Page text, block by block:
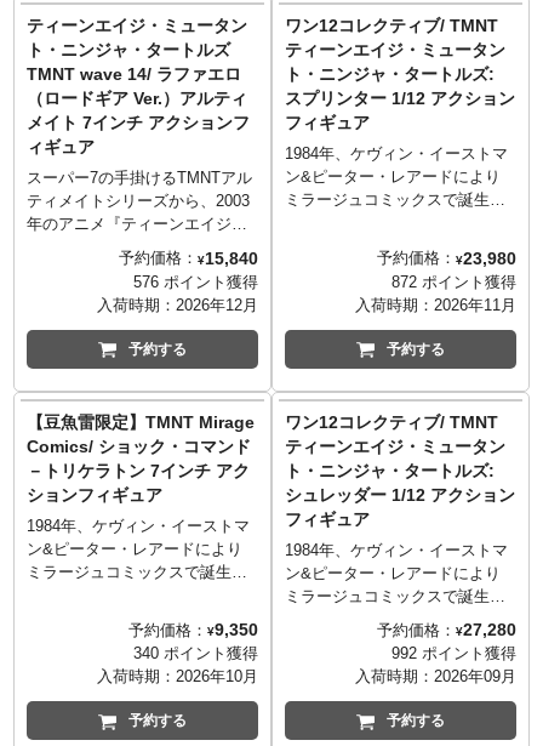
に乗る際のヘルメットパーツ、
トリケラトンのライフルやエイ
プリルの営むアンティークショ
ップに飾られている家族写真な
ど、スーパー7らしいコダワリの
詰まったアイテム。
ェクトと2種類のスキッド・エフ
ェクトが付属しより臨場感溢れ
るディスプレイが可能。もちろ
ん別売りの「ラファエロ（ロー
ドギア Ver.）」を乗せる事が可
能です。
ティーンエイジ・ミュータン
ト・ニンジャ・タートルズ
TMNT wave 14/ ラファエロ
（ロードギア Ver.）アルティ
メイト 7インチ アクションフ
ィギュア
スーパー7の手掛けるTMNTアル
ティメイトシリーズから、2003
年のアニメ『ティーンエイジ・
ミュータント・ニンジャ・ター
トルズ』版のNEWアイテムが登
場です！こちらは、ラファエロ
の愛車シェル・サイクルに乗る
際のヘルメットやライダースジ
ャケット着用の姿を再現した
Ver.）」。通常のサイに加えて
サイを回転させたエフェクト付
きのものや、シェル・サイクル
にトラブルが発生した時用の電
気ドリル、そしてスーパー7らし
いコダワリの別ver.のヘルメット
も付属。
予約価格： ¥15,840
576 ポイント獲得
入荷時期： 2026年12月
予約する
ワン12コレクティブ/ TMNT
ティーンエイジ・ミュータン
ト・ニンジャ・タートルズ:
スプリンター 1/12 アクション
フィギュア
1984年、ケヴィン・イーストマ
ン&ピーター・レアードにより
ミラージュコミックスで誕生し
ント・ニンジャ・タートル
ズ』。「TMNT」として親しま
れているタートルズ、メズコの
ワン12コレクティブシリーズに
ついにスプリンターがラインナ
ップとなりました！タートルズ
を授けた「先生」スプリンター
を、1/12スケールで立体化。頭
部は計3種用意され、それぞれ表
情豊かで、お好みで差し替えが
可能！全身28箇所以上の可動を
備えた専用ボディを包むのは、
パープルのローブ。杖と共にス
プリンターのトレードマークと
もいえるローブも布製となり質
子、菅笠、仕込み杖、竹笛など
「日本」らしいセレクトに加
え…なんと4匹の子亀と割れたミ
ュータンジェンキャニスター
が！充実のアクセサリーによ
予約価格： ¥23,980
872 ポイント獲得
入荷時期： 2026年11月
予約する
【豆魚雷限定】TMNT Mirage
Comics/ ショック・コマンド
－トリケラトン 7インチ アク
ションフィギュア
1984年、ケヴィン・イーストマ
ン&ピーター・レアードにより
ミラージュコミックスで誕生し
ら登場するトリケラトン。1985
年にリリースされたコミックス
#5にて、ブランク将軍率いるト
リケラトン共和国軍として送り
込まれたショック・コマンドー
トリケラトンが、ネカのTMNT
予約価格： ¥9,350
340 ポイント獲得
入荷時期： 2026年10月
予約する
ワン12コレクティブ/ TMNT
ティーンエイジ・ミュータン
ト・ニンジャ・タートルズ:
シュレッダー 1/12 アクション
フィギュア
1984年、ケヴィン・イーストマ
ン&ピーター・レアードにより
ミラージュコミックスで誕生し
たタートルズ。そんなタートル
ズたちの永遠のライバルであ
り、フット団の首領「シュレッ
ダー」が、メズコの「ONE:12」
にラインナップ！ヘッドパーツ
は兜を被ったもの、そしてアン
予約価格： ¥27,280
992 ポイント獲得
入荷時期： 2026年09月
予約する